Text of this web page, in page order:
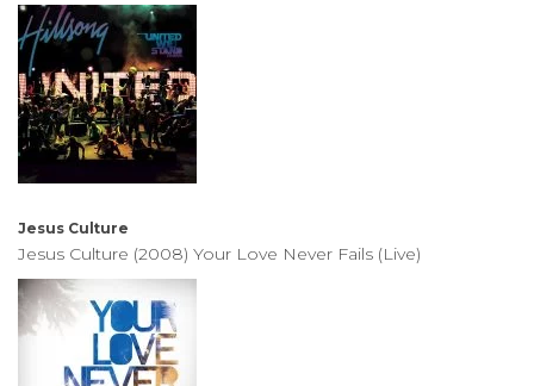
Jesus Culture
Jesus Culture (2008) Your Love Never Fails (Live)